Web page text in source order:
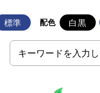
標準 配色 白黒